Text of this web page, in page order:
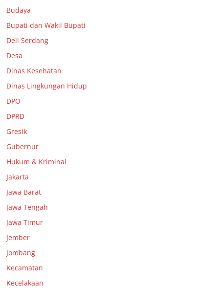
Budaya
Bupati dan Wakil Bupati
Deli Serdang
Desa
Dinas Kesehatan
Dinas Lingkungan Hidup
DPO
DPRD
Gresik
Gubernur
Hukum & Kriminal
Jakarta
Jawa Barat
Jawa Tengah
Jawa Timur
Jember
Jombang
Kecamatan
Kecelakaan